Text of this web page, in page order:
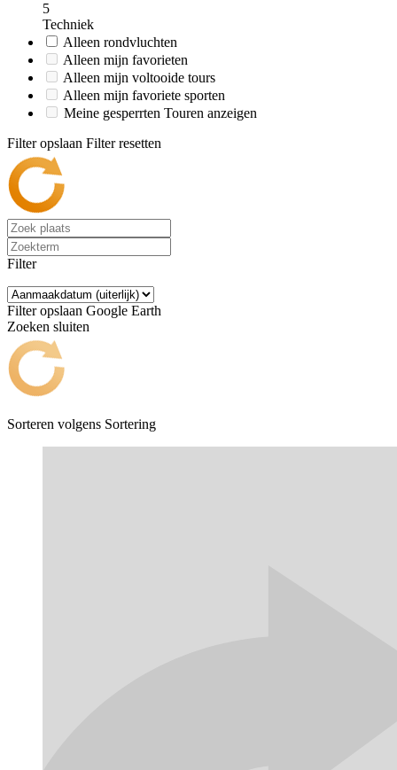
5
Techniek
Alleen rondvluchten
Alleen mijn favorieten
Alleen mijn voltooide tours
Alleen mijn favoriete sporten
Meine gesperrten Touren anzeigen
Filter opslaan Filter resetten
Filter
Filter opslaan Google Earth
Zoeken sluiten
Sorteren volgens Sortering